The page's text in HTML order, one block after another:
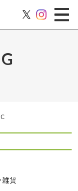
貨